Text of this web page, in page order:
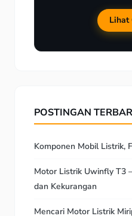
Lihat
POSTINGAN
Komponen Mobil Listrik,
Motor Listrik Uwinfly T3
dan Kekurangan
Mencari Motor Listrik